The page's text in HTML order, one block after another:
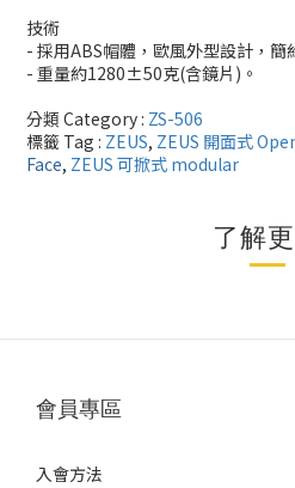
技術
- 採用ABS帽體，歐風外型設計，簡
- 重量約1280±50克(含鏡片)。
分類 Category : ZS-506
標籤 Tag : ZEUS, ZEUS 開面式
Face, ZEUS 可掀式 modular
了解
會員專區
入會方法